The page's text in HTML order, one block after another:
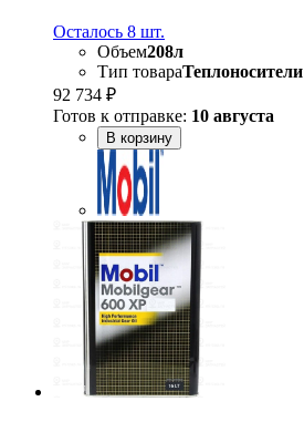
Осталось 8 шт.
Объем208л
Тип товараТеплоносители
92 734 ₽
Готов к отправке: 10 августа
В корзину